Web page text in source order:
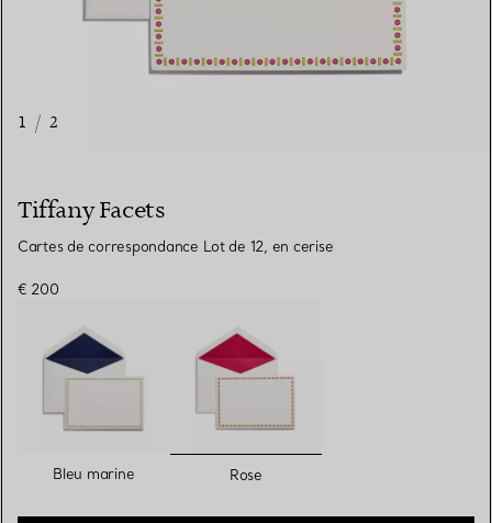
1 / 2
Tiffany Facets
Cartes de correspondance Lot de 12, en cerise
€ 200
Bleu marine Rose